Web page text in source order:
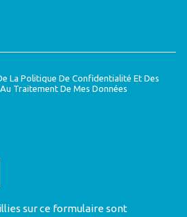
La Politique De Confidentialité Et Des
Traitement De Mes Données
sur ce formulaire sont